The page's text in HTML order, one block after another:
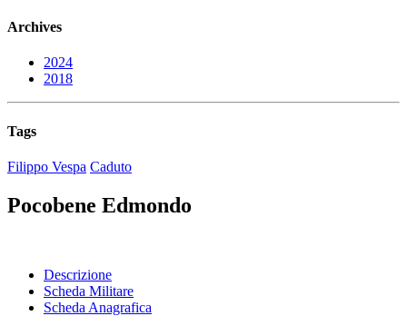
Archives
2024
2018
Tags
Filippo Vespa Caduto
Pocobene Edmondo
Descrizione
Scheda Militare
Scheda Anagrafica